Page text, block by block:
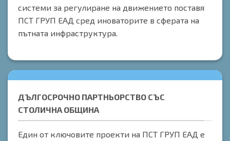
системи за регулиране на движението поставя
ПСТ ГРУП ЕАД сред иноваторите в сферата на
пътната инфраструктура.
ДЪЛГОСРОЧНО ПАРТНЬОРСТВО СЪС
СТОЛИЧНА ОБЩИНА
Един от ключовите проекти на ПСТ ГРУП ЕАД е